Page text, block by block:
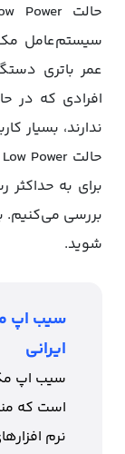
سیستم‌عامل
عمر باتری
افرادی که در
ندارند، بسیار
برای به
بررسی می‌کنیم.
شوید.
سیب اپ
ایرانی
است که
نرم